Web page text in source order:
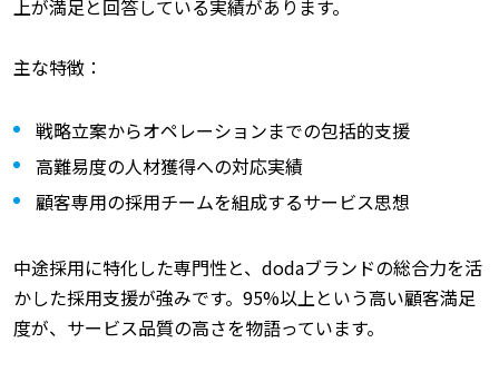
上が満足と回答している実績があります。
主な特徴：
戦略立案からオペレーションまでの包括的支援
高難易度の人材獲得への対応実績
顧客専用の採用チームを組成するサービス思想
中途採用に特化した専門性と、dodaブランドの総合力を活
かした採用支援が強みです。95%以上という高い顧客満足
度が、サービス品質の高さを物語っています。